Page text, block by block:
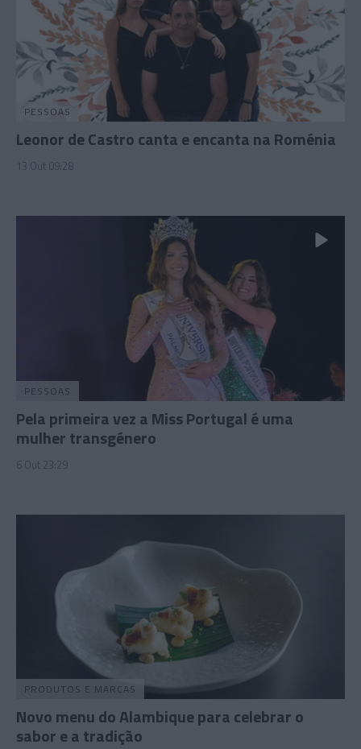
PESSOAS
Leonor de Castro canta e encanta na Roménia
13 Out 09:28
PESSOAS
Pela primeira vez a Miss Portugal é uma
mulher transgénero
6 Out 23:29
PRODUTOS E MARCAS
Novo menu do Alambique para celebrar o
sabor e a tradição